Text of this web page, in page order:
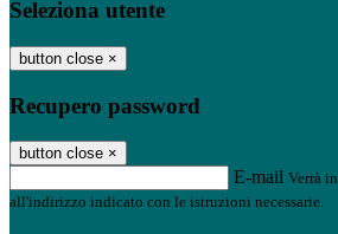
Seleziona utente
button close ×
Recupero password
button close ×
E-mail Verrà
all'indirizzo indicato con le istruzioni necessarie.